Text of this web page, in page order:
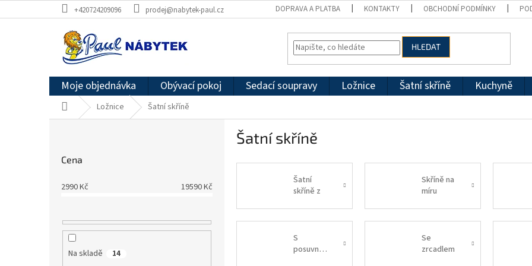
na
+420724209096 prodej@nabytek-paul.cz DOPRAVA A PLATBA KONTAKTY OBCHODNÍ PODMÍNKY
HLEDAT
Moje objednávka Obývací pokoj Sedací soupravy Ložnice Šatní skříně Kuchyně
Domů Ložnice Šatní skříně
Cena
2990Kč 19590Kč
Na skladě 14
Šatní skříně
Šatní
skříně z
Skříně na
míru
S
posuvnými
Se
zrcadlem